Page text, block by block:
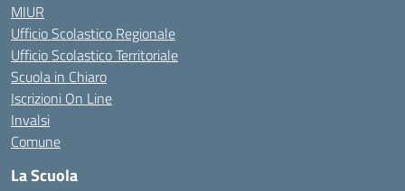
MIUR
Ufficio Scolastico Regionale
Ufficio Scolastico Territoriale
Scuola in Chiaro
Iscrizioni On Line
Invalsi
Comune
La Scuola